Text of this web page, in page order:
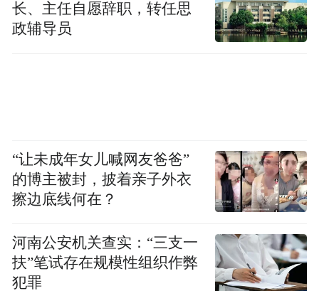
长、主任自愿辞职，转任思
政辅导员
“让未成年女儿喊网友爸爸”
的博主被封，披着亲子外衣
擦边底线何在？
河南公安机关查实：“三支一
扶”笔试存在规模性组织作弊
犯罪